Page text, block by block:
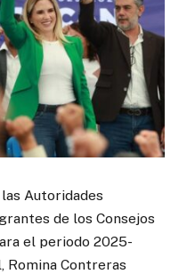
Autoridades
de los Consejos
el periodo 2025-
Romina Contreras